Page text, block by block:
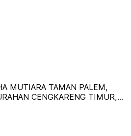
MUTIARA TAMAN PALEM,
CENGKARENG TIMUR,